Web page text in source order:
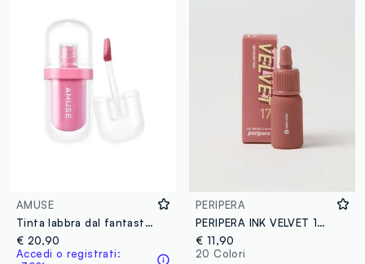
AMUSE
Tinta labbra dal fantastico effetto glossy. Colore vibrante e labbra idratate per 12 ore - Make-up coreano
€ 20,90
Accedi o registrati:
PERIPERA
PERIPERA INK VELVET 17 - make-up coreano
€ 11,90
20 Colori